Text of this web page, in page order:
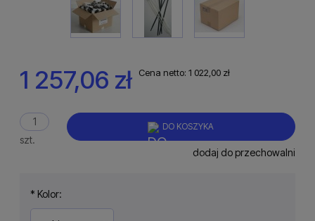
1 257,06 zł Cena netto: 1 022,00 zł
* Kolor:
szt.
DO KOSZYKA
dodaj do przechowalni